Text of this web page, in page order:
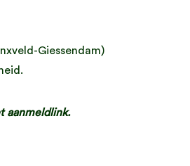
Giessendam)
aanmeldlink.